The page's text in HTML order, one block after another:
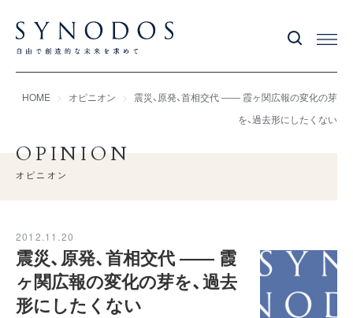
HOME オピニオン
震災、原発、首相交代 ―― 霞ヶ関広報の変化の芽
を、過去形にしたくない
OPINION
オピニオン
2012.11.20
震災、原発、首相交代 ―― 霞
ヶ関広報の変化の芽を、過去
形にしたくない